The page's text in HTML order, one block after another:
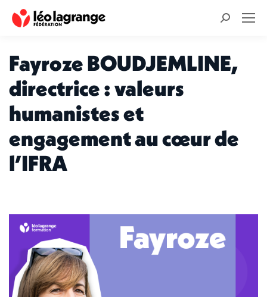
Recherche
Fayroze BOUDJEMLINE,
directrice : valeurs
humanistes et
engagement au cœur de
l’IFRA